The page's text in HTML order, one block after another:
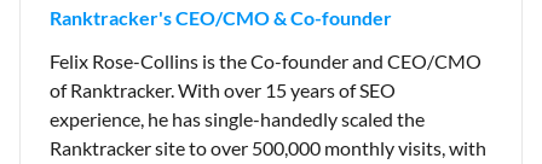
Ranktracker's CEO/CMO & Co-founder
Felix Rose-Collins is the Co-founder and CEO/CMO
of Ranktracker. With over 15 years of SEO
experience, he has single-handedly scaled the
Ranktracker site to over 500,000 monthly visits, with